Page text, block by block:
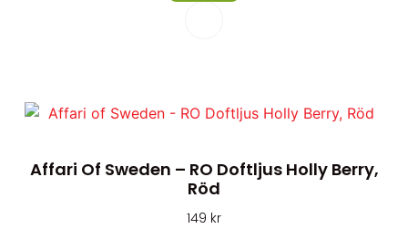
Affari Of Sweden – RO Doftljus Holly Berry,
Röd
149 kr